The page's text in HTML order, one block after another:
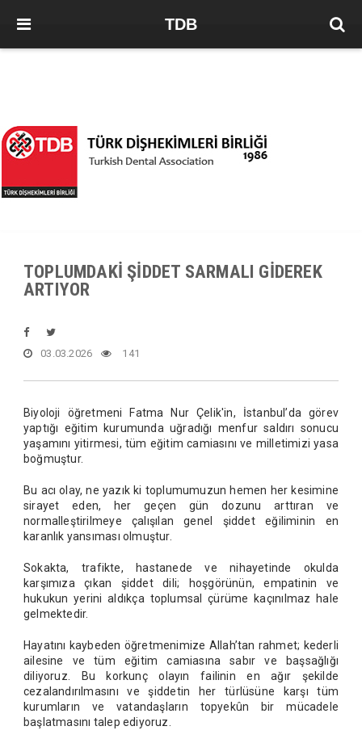
TDB
TOPLUMDAKİ ŞİDDET SARMALI GİDEREK
ARTIYOR
03.03.2026 141
Biyoloji öğretmeni Fatma Nur Çelik'in, İstanbul’da görev
yaptığı eğitim kurumunda uğradığı menfur saldırı sonucu
yaşamını yitirmesi, tüm eğitim camiasını ve milletimizi yasa
boğmuştur.
Bu acı olay, ne yazık ki toplumumuzun hemen her kesimine
sirayet eden, her geçen gün dozunu arttıran ve
normalleştirilmeye çalışılan genel şiddet eğiliminin en
karanlık yansıması olmuştur.
Sokakta, trafikte, hastanede ve nihayetinde okulda
karşımıza çıkan şiddet dili; hoşgörünün, empatinin ve
hukukun yerini aldıkça toplumsal çürüme kaçınılmaz hale
gelmektedir.
Hayatını kaybeden öğretmenimize Allah’tan rahmet; kederli
ailesine ve tüm eğitim camiasına sabır ve başsağlığı
diliyoruz. Bu korkunç olayın failinin en ağır şekilde
cezalandırılmasını ve şiddetin her türlüsüne karşı tüm
kurumların ve vatandaşların topyekûn bir mücadele
başlatmasını talep ediyoruz.